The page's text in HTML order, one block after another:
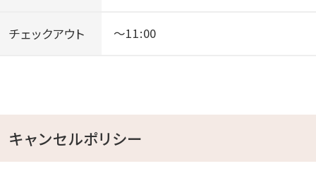
チェックアウト ～11:00
キャンセルポリシー